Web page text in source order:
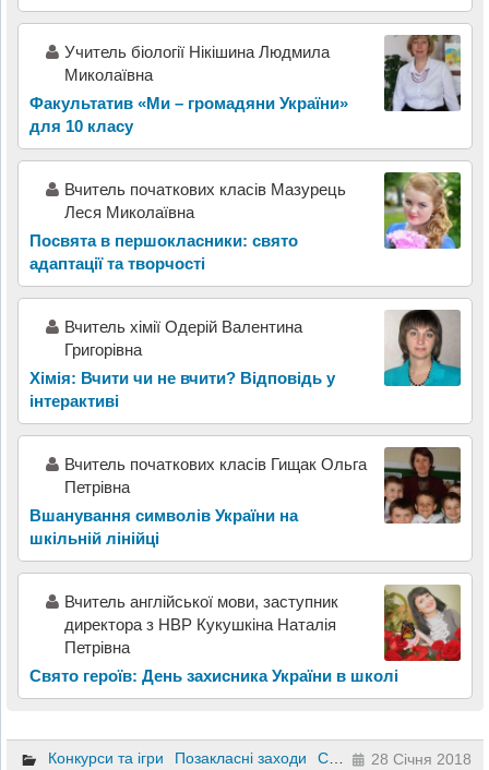
Учитель біології Нікішина Людмила
Миколаївна
Факультатив «Ми – громадяни України»
для 10 класу
Вчитель початкових класів Мазурець
Леся Миколаївна
Посвята в першокласники: свято
адаптації та творчості
Вчитель хімії Одерій Валентина
Григорівна
Хімія: Вчити чи не вчити? Відповідь у
інтерактиві
Вчитель початкових класів Гищак Ольга
Петрівна
Вшанування символів України на
шкільній лінійці
Вчитель англійської мови, заступник
директора з НВР Кукушкіна Наталія
Петрівна
Свято героїв: День захисника України в школі
Конкурси та ігри Позакласні заходи Сценарії заходів та свят 28 Січня 2018